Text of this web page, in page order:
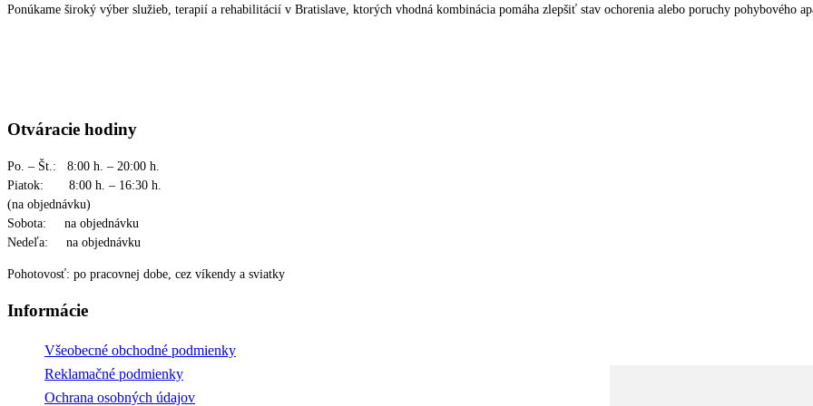
Ponúkame široký výber služieb, terapií a rehabilitácií v Bratislave, ktorých vhodná kombinácia pomáha zlepšiť stav ochorenia alebo poruchy pohybového
Otváracie hodiny
Po. – Št.: 8:00 h. – 20:00 h.
Piatok: 8:00 h. – 16:30 h.
(na objednávku)
Sobota: na objednávku
Nedeľa: na objednávku
Pohotovosť: po pracovnej dobe, cez víkendy a sviatky
Informácie
Všeobecné obchodné podmienky
Reklamačné podmienky
Ochrana osobných údajov